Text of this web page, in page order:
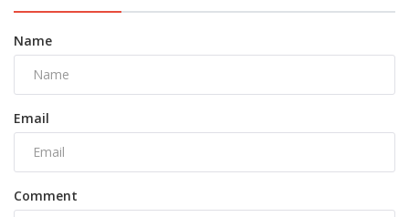
Name
Email
Comment